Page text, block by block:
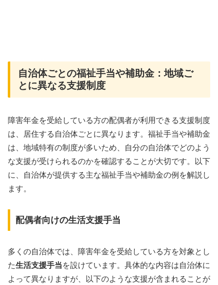
自治体ごとの福祉手当や補助金：地域ご
とに異なる支援制度
障害年金を受給している方の配偶者が利用できる支援制度
は、居住する自治体ごとに異なります。福祉手当や補助金
は、地域特有の制度が多いため、自分の自治体でどのよう
な支援が受けられるのかを確認することが大切です。以下
に、自治体が提供する主な福祉手当や補助金の例を解説し
ます。
配偶者向けの生活支援手当
多くの自治体では、障害年金を受給している方を対象とし
た生活支援手当を設けています。具体的な内容は自治体に
よって異なりますが、以下のような支援が含まれることが